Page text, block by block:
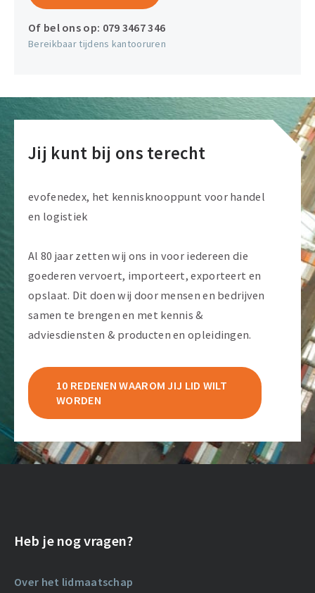
Of bel ons op: 079 3467 346
Bereikbaar tijdens kantooruren
Jij kunt bij ons terecht
evofenedex, het kennisknooppunt voor handel
en logistiek
Al 80 jaar zetten wij ons in voor iedereen die
goederen vervoert, importeert, exporteert en
opslaat. Dit doen wij door mensen en bedrijven
samen te brengen en met kennis &
adviesdiensten & producten en opleidingen.
10 REDENEN WAAROM JIJ LID WILT
WORDEN
Heb je nog vragen?
Over het lidmaatschap